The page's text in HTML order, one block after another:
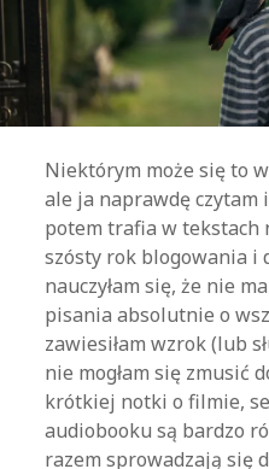
Niektórym może się to
ale ja naprawdę czytam
potem trafia w tekstach
szósty rok blogowania i
nauczyłam się, że nie
pisania absolutnie o
zawiesiłam wzrok (lub
nie mogłam się zmusić
krótkiej notki o filmie,
audiobooku są bardzo
razem sprowadzają się